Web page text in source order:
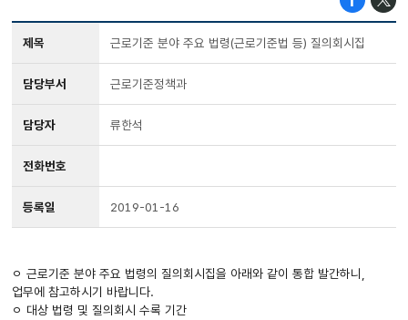
제목 근로기준 분야 주요 법령(근로기준법 등) 질의회시집
담당부서 근로기준정책과
담당자 류한석
전화번호
등록일 2019-01-16
ㅇ 근로기준 분야 주요 법령의 질의회시집을 아래와 같이 통합 발간하니,
업무에 참고하시기 바랍니다.
ㅇ 대상 법령 및 질의회시 수록 기간